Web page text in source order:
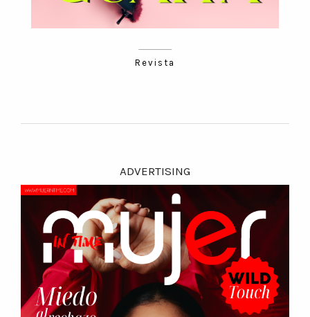
Revista
ADVERTISING